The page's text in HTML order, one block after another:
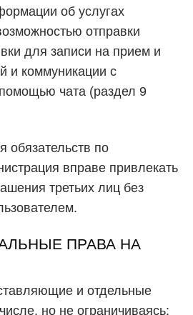
об услугах
отправки
для записи на прием и
и коммуникации с
чата (раздел 9
обязательств по
вправе привлекать
третьих лиц без
ПРАВА НА
и отдельные
но не ограничиваясь: